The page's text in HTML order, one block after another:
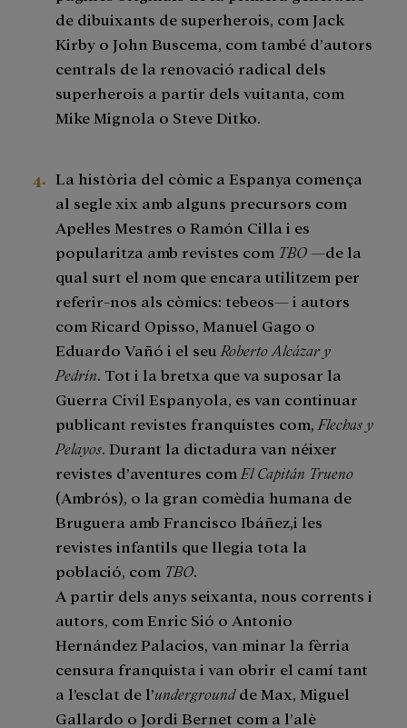
de dibuixants de superherois, com Jack
Kirby o John Buscema, com també d’autors
centrals de la renovació radical dels
superherois a partir dels vuitanta, com
Mike Mignola o Steve Ditko.
La història del còmic a Espanya comença
al segle xix amb alguns precursors com
Apel·les Mestres o Ramón Cilla i es
popularitza amb revistes com TBO —de la
qual surt el nom que encara utilitzem per
referir-nos als còmics: tebeos— i autors
com Ricard Opisso, Manuel Gago o
Eduardo Vañó i el seu Roberto Alcázar y
Pedrín . Tot i la bretxa que va suposar la
Guerra Civil Espanyola, es van continuar
publicant revistes franquistes com, Flechas y
Pelayos . Durant la dictadura van néixer
revistes d’aventures com El Capitán Trueno
(Ambrós), o la gran comèdia humana de
Bruguera amb Francisco Ibáñez,i les
revistes infantils que llegia tota la
població, com TBO
A partir dels anys seixanta, nous corrents i
autors, com Enric Sió o Antonio
Hernández Palacios, van minar la fèrria
censura franquista i van obrir el camí tant
a l’esclat de l’undergroundde Max, Miguel
Gallardo o Jordi Bernet com a l’alè